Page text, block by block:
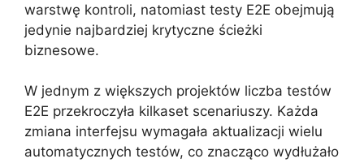
warstwę kontroli, natomiast testy E2E obejmują
jedynie najbardziej krytyczne ścieżki
biznesowe.
W jednym z większych projektów liczba testów
E2E przekroczyła kilkaset scenariuszy. Każda
zmiana interfejsu wymagała aktualizacji wielu
automatycznych testów, co znacząco wydłużało